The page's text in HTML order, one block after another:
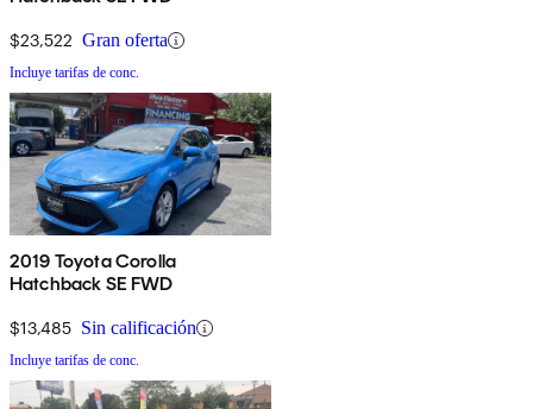
$23,522 Gran oferta
Incluye tarifas de conc.
2019 Toyota Corolla
Hatchback SE FWD
$13,485 Sin calificación
Incluye tarifas de conc.